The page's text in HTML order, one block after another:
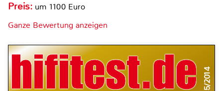
Preis: um 1100 Euro
Ganze Bewertung anzeigen
5/2014